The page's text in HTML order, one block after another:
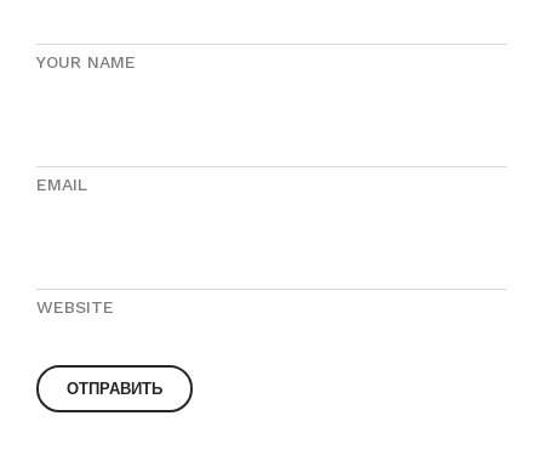
YOUR NAME
EMAIL
WEBSITE